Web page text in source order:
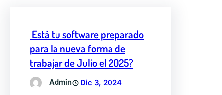
Está tu software preparado
para la nueva forma de
trabajar de Julio el 2025?
Admin Dic 3, 2024